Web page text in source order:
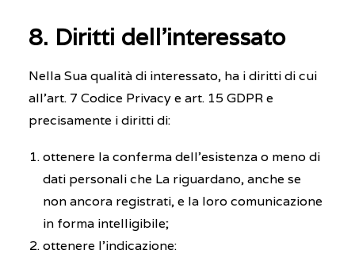
8. Diritti dell’interessato
Nella Sua qualità di interessato, ha i diritti di cui
all’art. 7 Codice Privacy e art. 15 GDPR e
precisamente i diritti di:
ottenere la conferma dell’esistenza o meno di
dati personali che La riguardano, anche se
non ancora registrati, e la loro comunicazione
in forma intelligibile;
ottenere l’indicazione: